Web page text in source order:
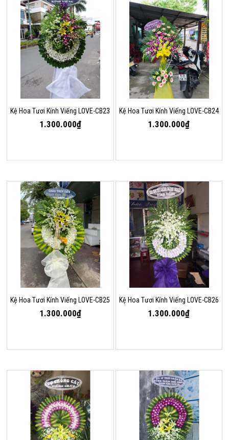
Kệ Hoa Tươi Kính Viếng LOVE-CB23
1.300.000₫
Kệ Hoa Tươi Kính Viếng LOVE-CB24
1.300.000₫
Kệ Hoa Tươi Kính Viếng LOVE-CB25
1.300.000₫
Kệ Hoa Tươi Kính Viếng LOVE-CB26
1.300.000₫